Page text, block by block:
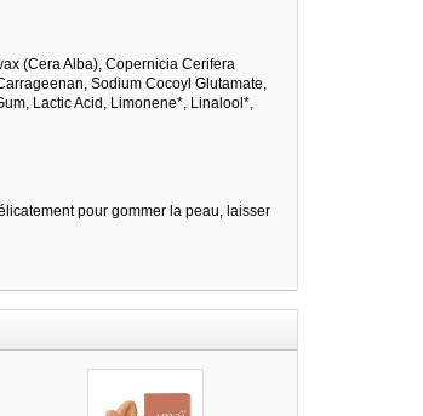
(Cera Alba), Copernicia Cerifera
Sodium Cocoyl Glutamate,
Lactic Acid, Limonene*, Linalool*,
pour gommer la peau, laisser